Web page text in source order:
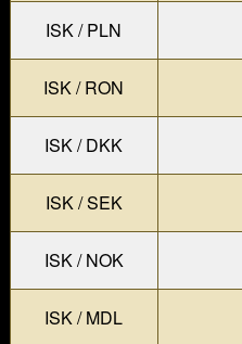
ISK / PLN
ISK / RON
ISK / DKK
ISK / SEK
ISK / NOK
ISK / MDL